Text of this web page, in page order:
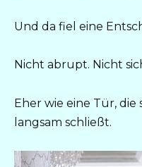
Und da fiel eine
Nicht abrupt. Nicht
Eher wie eine Tür, die
langsam schließt.